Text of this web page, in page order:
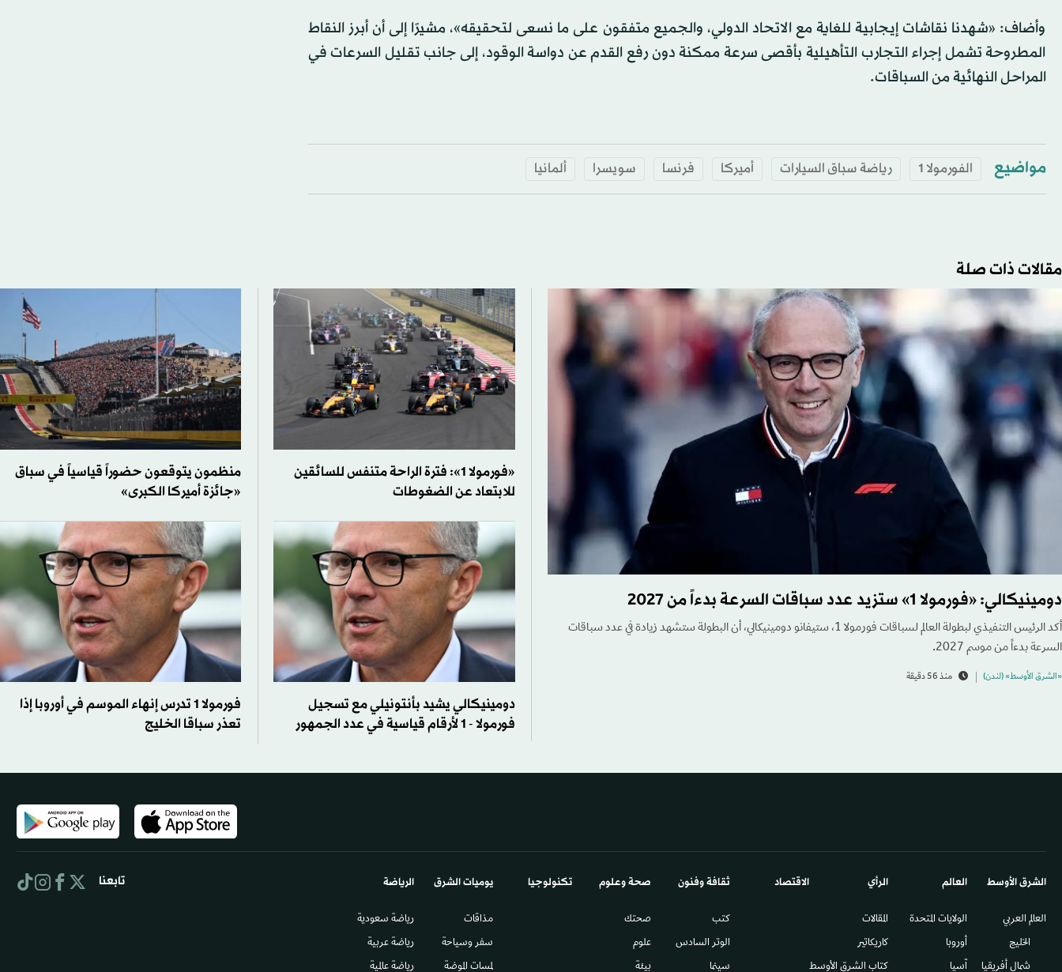
وأضاف: «شهدنا نقاشات إيجابية للغاية مع الاتحاد الدولي، والجميع متفقون على ما نسعى لتحقيقه»، مشيرًا إلى أن أبرز النقاط
المطروحة تشمل إجراء التجارب التأهيلية بأقصى سرعة ممكنة دون رفع القدم عن دواسة الوقود، إلى جانب تقليل السرعات في
المراحل النهائية من السباقات.
مواضيع الفورمولا 1 رياضة سباق السيارات أميركا فرنسا سويسرا ألمانيا
مقالات ذات صلة
دومينيكالي: «فورمولا 1» ستزيد عدد سباقات السرعة بدءاً من 2027
أكد الرئيس التنفيذي لبطولة العالم لسباقات فورمولا 1، ستيفانو دومينيكالي، أن البطولة ستشهد زيادة في عدد سباقات
السرعة بدءاً من موسم 2027.
«الشرق الأوسط» (لندن) منذ 56 دقيقة
«فورمولا 1»: فترة الراحة متنفس للسائقين
للابتعاد عن الضغوطات
منظمون يتوقعون حضوراً قياسياً في سباق
«جائزة أميركا الكبرى»
دومينيكالي يشيد بأنتونيلي مع تسجيل
فورمولا - 1 لأرقام قياسية في عدد الجمهور
فورمولا 1 تدرس إنهاء الموسم في أوروبا إذا
تعذر سباقا الخليج
الشرق الأوسط​
العالم العربي
الخليج
شمال أفريقيا
العالم
الولايات المتحدة
أوروبا
آسيا
الرأي
المقالات
كاريكاتير
كتاب الشرق الأوسط
الاقتصاد ثقافة وفنون
كتب
الوتر السادس​
سينما
صحة وعلوم
صحتك
علوم
بيئة
تكنولوجيا يوميات الشرق​
مذاقات
سفر وسياحة
لمسات الموضة
الرياضة
رياضة سعودية
رياضة عربية
رياضة عالمية
تابعنا